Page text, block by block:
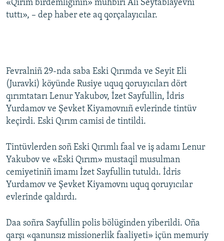
RFE/RS bütün saytları
«Qırım birdemliginiñ» mühbiri Ali Seytablayevni
tuttı», – dep haber ete aq qorçalayıcılar.
Fevralniñ 29-nda saba Eski Qırımda ve Seyit Eli
(Juravki) köyünde Rusiye uquq qoruyıcıları dört
qırımtatarı Lenur Yakubov, İzet Sayfullin, İdris
Yurdamov ve Şevket Kiyamovnıñ evlerinde tintüv
keçirdi. Eski Qırım camisi de tintildi.
Tintüvlerden soñ Eski Qırımlı faal ve iş adamı Lenur
Yakubov ve «Eski Qırım» mustaqil musulman
cemiyetiniñ imamı İzet Sayfullin tutuldı. İdris
Yurdamov ve Şevket Kiyamovnı uquq qoruyıcılar
evlerinde qaldırdı.
Daa soñra Sayfullin polis bölüginden yiberildi. Oña
qarşı «qanunsız missionerlik faaliyeti» içün memuriy